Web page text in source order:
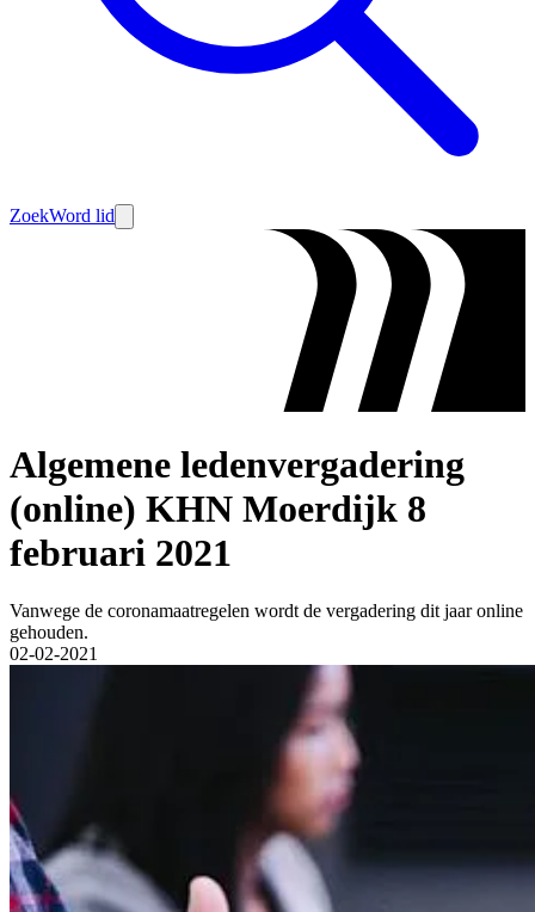
ZoekWord lid
Algemene ledenvergadering
(online) KHN Moerdijk 8
februari 2021
Vanwege de coronamaatregelen wordt de vergadering dit jaar online
gehouden.
02-02-2021